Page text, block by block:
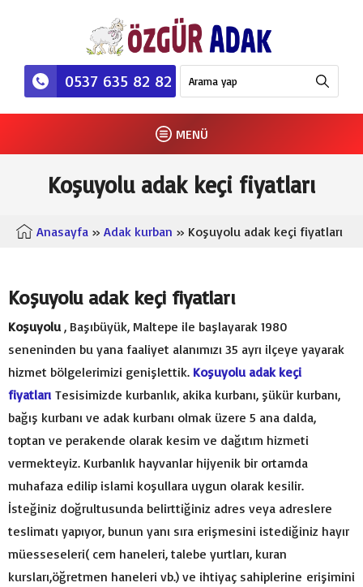
0537 635 82 82
MENÜ
Koşuyolu adak keçi fiyatları
Anasayfa » Adak kurban » Koşuyolu adak keçi fiyatları
Koşuyolu adak keçi fiyatları
Koşuyolu , Başıbüyük, Maltepe ile başlayarak 1980
seneninden bu yana faaliyet alanımızı 35 ayrı ilçeye yayarak
hizmet bölgelerimizi genişlettik. Koşuyolu adak keçi
fiyatları Tesisimizde kurbanlık, akika kurbanı, şükür kurbanı,
bağış kurbanı ve adak kurbanı olmak üzere 5 ana dalda,
toptan ve perakende olarak kesim ve dağıtım hizmeti
vermekteyiz. Kurbanlık hayvanlar hijyenik bir ortamda
muhafaza edilip islami koşullara uygun olarak kesilir.
İsteğiniz doğrultusunda belirttiğiniz adres veya adreslere
teslimatı yapıyor, bunun yanı sıra erişmesini istediğiniz hayır
müesseseleri( cem haneleri, talebe yurtları, kuran
kursları,öğretmen haneleri vb.) ve ihtiyaç sahiplerine erişimini